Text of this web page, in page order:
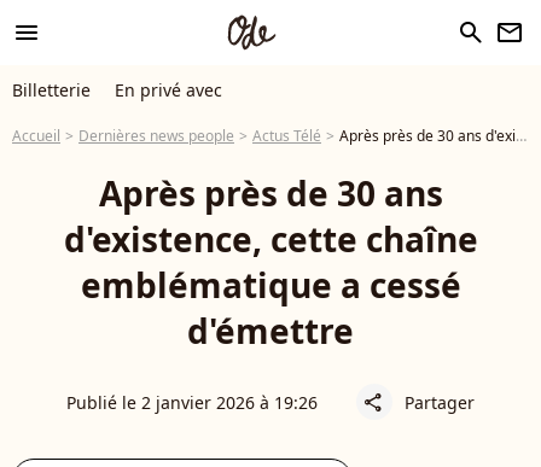
menu search newsletter
Billetterie En privé avec
Accueil Dernières news people Actus Télé Après près de 30 ans d'existence, cette chaîne emblématique a cessé d'émettre
Après près de 30 ans
d'existence, cette chaîne
emblématique a cessé
d'émettre
Publié le 2 janvier 2026 à 19:26 share Partager